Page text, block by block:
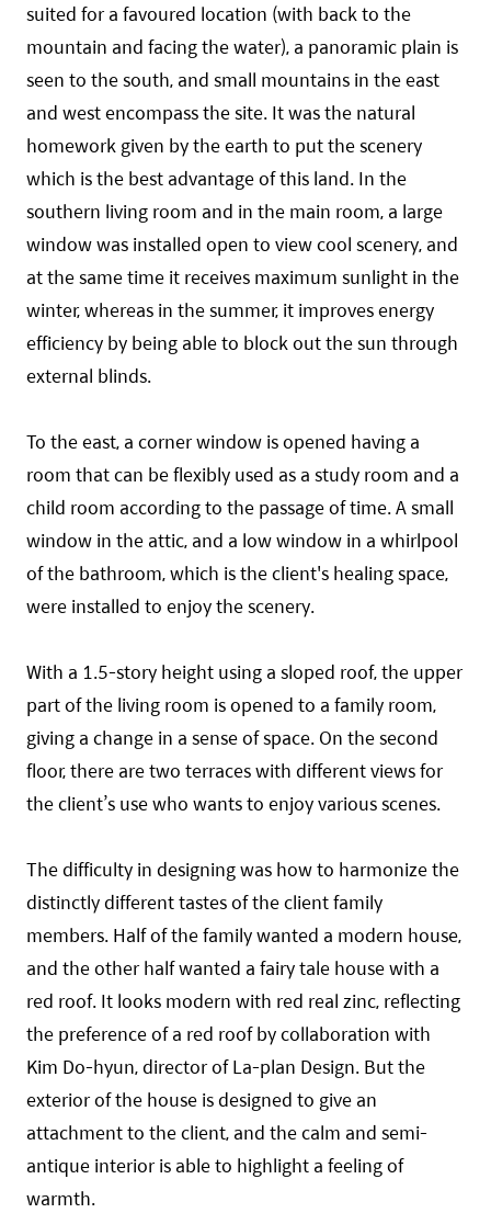
suited for a favoured location (with back to the
mountain and facing the water), a panoramic plain is
seen to the south, and small mountains in the east
and west encompass the site. It was the natural
homework given by the earth to put the scenery
which is the best advantage of this land. In the
southern living room and in the main room, a large
window was installed open to view cool scenery, and
at the same time it receives maximum sunlight in the
winter, whereas in the summer, it improves energy
efficiency by being able to block out the sun through
external blinds.
To the east, a corner window is opened having a
room that can be flexibly used as a study room and a
child room according to the passage of time. A small
window in the attic, and a low window in a whirlpool
of the bathroom, which is the client's healing space,
were installed to enjoy the scenery.
With a 1.5-story height using a sloped roof, the upper
part of the living room is opened to a family room,
giving a change in a sense of space. On the second
floor, there are two terraces with different views for
the client’s use who wants to enjoy various scenes.
The difficulty in designing was how to harmonize the
distinctly different tastes of the client family
members. Half of the family wanted a modern house,
and the other half wanted a fairy tale house with a
red roof. It looks modern with red real zinc, reflecting
the preference of a red roof by collaboration with
Kim Do-hyun, director of La-plan Design. But the
exterior of the house is designed to give an
attachment to the client, and the calm and semi-
antique interior is able to highlight a feeling of
warmth.